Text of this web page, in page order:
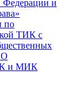
Федерации и
по
ТИК с
и МИК